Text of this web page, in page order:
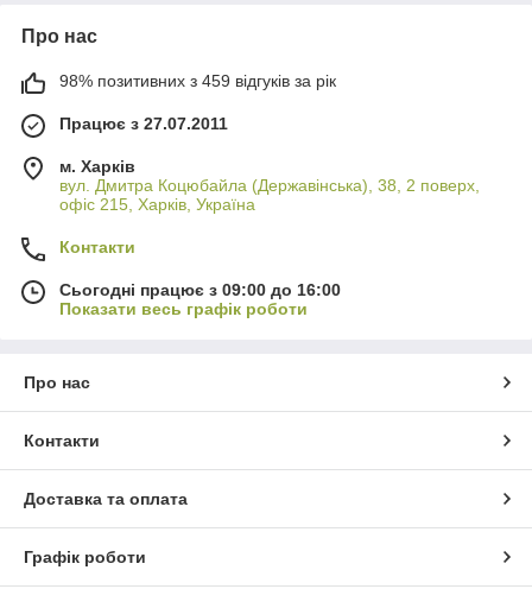
Про нас
98% позитивних з 459 відгуків за рік
Працює з 27.07.2011
м. Харків
вул. Дмитра Коцюбайла (Державінська), 38, 2 поверх,
офіс 215, Харків, Україна
Контакти
Сьогодні працює з 09:00 до 16:00
Показати весь графік роботи
Про нас
Контакти
Доставка та оплата
Графік роботи